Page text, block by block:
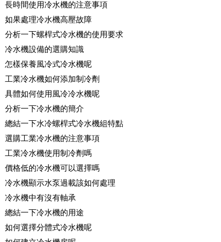
長時間使用冷水機的注意事項
如果處理冷水機高壓故障
分析一下螺桿式冷水機的使用要求
冷水機設備的選購知識
怎樣保養風冷式冷水機呢
工業冷水機如何添加制冷劑
具體如何使用風冷冷水機呢
分析一下冷水機的簡介
總結一下水冷螺桿式冷水機組特點
選購工業冷水機的注意事項
工業冷水機使用制冷劑嗎
價格低的冷水機可以選擇嗎
冷水機顯示水泵過載該如何處理
冷水機中有沒有軸承
總結一下冷水機的用途
如何選擇分體式冷水機呢